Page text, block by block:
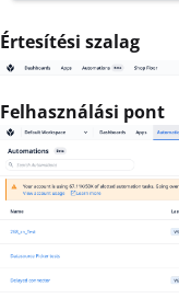
Értesítési szalag
Felhasználási pont